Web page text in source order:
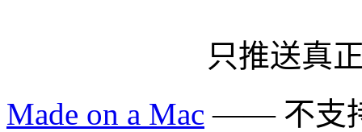
只推送真
Made on a Mac —— 不支